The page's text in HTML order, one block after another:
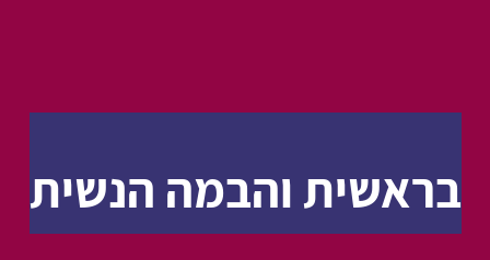
בראשית והבמה הנשית